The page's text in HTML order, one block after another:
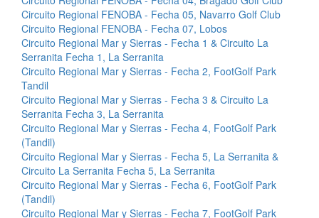
Circuito Regional FENOBA - Fecha 05, Navarro Golf Club
Circuito Regional FENOBA - Fecha 07, Lobos
Circuito Regional Mar y Sierras - Fecha 1 & Circuito La
Serranita Fecha 1, La Serranita
Circuito Regional Mar y Sierras - Fecha 2, FootGolf Park
Tandil
Circuito Regional Mar y Sierras - Fecha 3 & Circuito La
Serranita Fecha 3, La Serranita
Circuito Regional Mar y Sierras - Fecha 4, FootGolf Park
(Tandil)
Circuito Regional Mar y Sierras - Fecha 5, La Serranita &
Circuito La Serranita Fecha 5, La Serranita
Circuito Regional Mar y Sierras - Fecha 6, FootGolf Park
(Tandil)
Circuito Regional Mar y Sierras - Fecha 7, FootGolf Park